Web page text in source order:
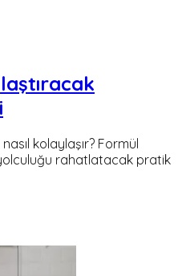
kolaylaşır? Formül
rahatlatacak pratik